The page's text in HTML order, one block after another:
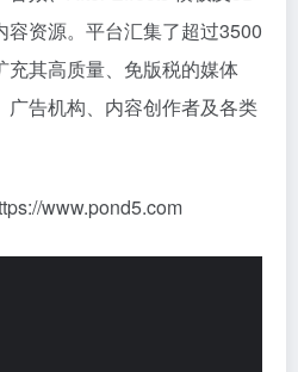
资源。平台汇集了超过3500
充其高质量、免版税的媒体
广告机构、内容创作者及各类
www.pond5.com